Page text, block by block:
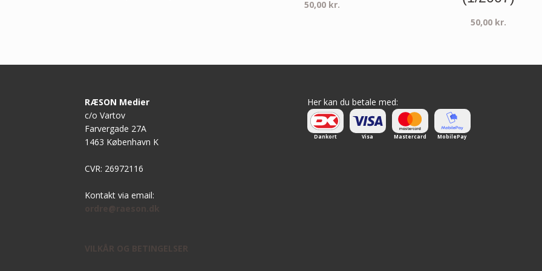
50,00 kr.
50,00 kr.
RÆSON Medier
c/o Vartov
Farvergade 27A
1463 København K
CVR: 26972116
Kontakt via email:
ordre@raeson.dk
VILKÅR OG BETINGELSER
Her kan du betale med:
Dankort Visa Mastercard MobilePay